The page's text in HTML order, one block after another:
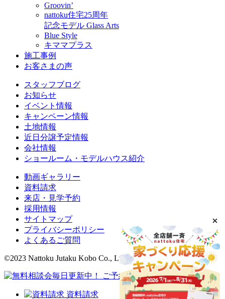
Groovin’
nattoku住宅25周年
記念モデル Glass Arts
Blue Style
キママプラス
施工事例
お客さまの声
スタッフブログ
お知らせ
イベント情報
キャンペーン情報
土地情報
近日分譲予定情報
会社情報
ショールーム・モデルハウス紹介
動画ギャラリー
資料請求
来店・見学予約
採用情報
サイトマップ
プライバシーポリシー
よくあるご質問
©2023 Nattoku Jutaku Kobo Co., Ltd.
資料請求